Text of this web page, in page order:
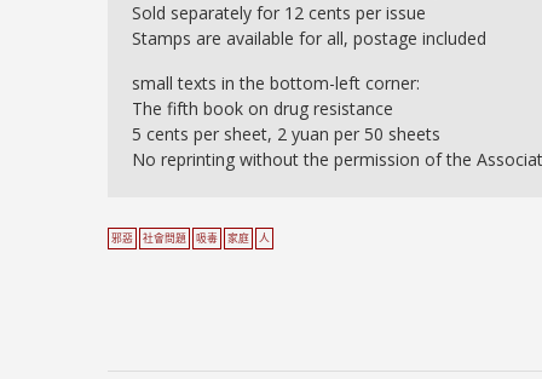
Sold separately for 12 cents per issue
Stamps are available for all, postage included
small texts in the bottom-left corner:
The fifth book on drug resistance
5 cents per sheet, 2 yuan per 50 sheets
No reprinting without the permission of the
邪惡 社會問題 吸毒 家庭 人